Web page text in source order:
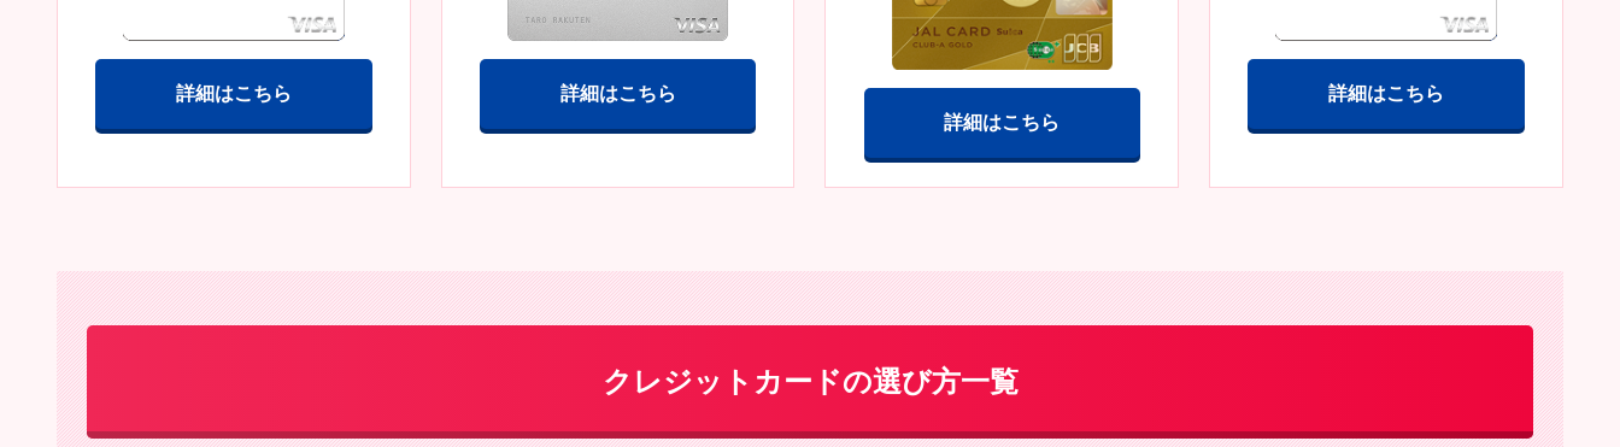
詳細はこちら 詳細はこちら
詳細はこちら
詳細はこちら
クレジットカードの選び方一覧